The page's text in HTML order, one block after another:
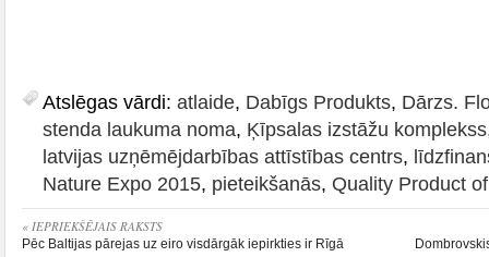
Atslēgas vārdi: atlaide, Dabīgs Produkts, Dārzs.
stenda laukuma noma, Ķīpsalas izstāžu komplekss
latvijas uzņēmējdarbības attīstības centrs,
Nature Expo 2015, pieteikšanās, Quality Product
« IEPRIEKŠĒJAIS RAKSTS
Pēc Baltijas pārejas uz eiro visdārgāk iepirkties ir Rīgā